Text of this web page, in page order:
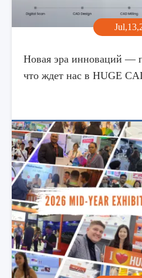
Новая эра инноваций —
что ждет нас в HUGE